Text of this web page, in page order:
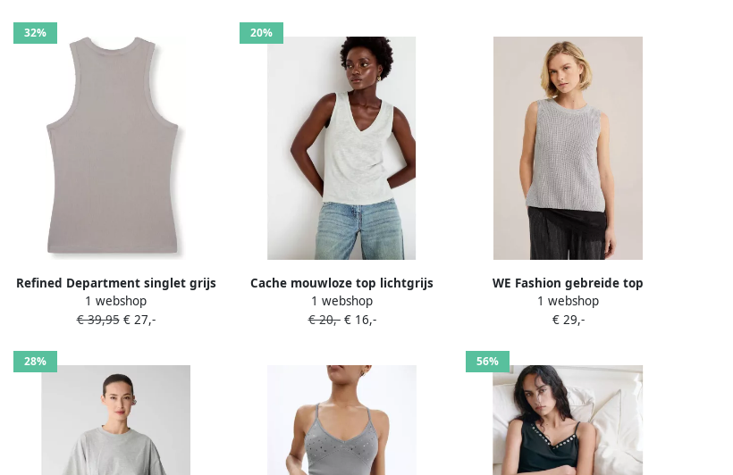
32%
Refined Department singlet grijs
melange
1 webshop
€ 39,95€ 27,-
20%
Cache mouwloze top lichtgrijs
1 webshop
€ 20,-€ 16,-
WE Fashion gebreide top
lichtgrijs
1 webshop
€ 29,-
28% 56%